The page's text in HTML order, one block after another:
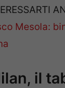
Mesola:
il